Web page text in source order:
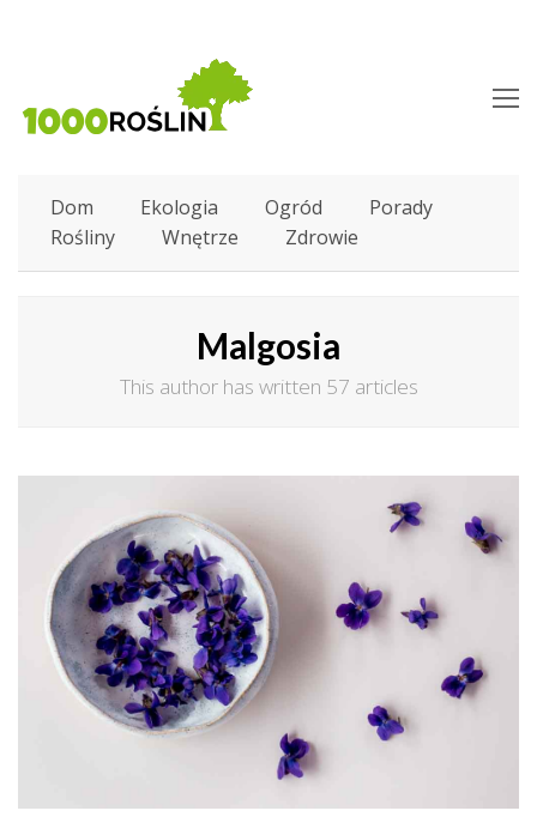
Dom Ekologia Ogród
Porady
Rośliny
Wnętrze Zdrowie
Malgosia
This author has written 57 articles